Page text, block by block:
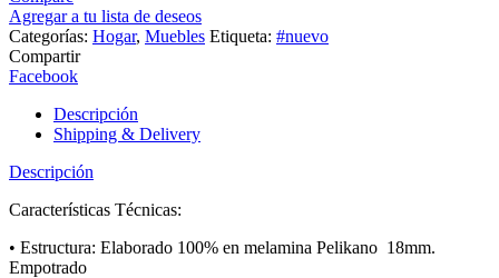
Desk
2
Plazas
cantidad
Agregar a tu lista de deseos
Categorías: Hogar, Muebles Etiqueta: #nuevo
Compartir
Facebook
Descripción
Shipping & Delivery
Descripción
Características Técnicas:
• Estructura: Elaborado 100% en melamina Pelikano 18mm.
Empotrado